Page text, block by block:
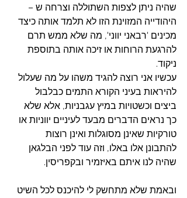
שהיה ניתן לצפות השתוללה וצרחה ש –
היהודייה המזוינת הזו לא תלמד אותה כיצד
מכינים 'רבאני יווני', מה שלא ממש תרם
להרגעת הרוחות או זיכה אותה בתוספת
ניקוד.
עכשיו אני רוצה להגיד משהו על מה שעלול
להיראות בעיני הקורא התמים כבלבול
ביצים וכשטויות במיץ עגבניות, אלא שלא
כך נראים הדברים מבעד לעיניים יווניות או
טורקיות שאינן מסוגלות ואינן רוצות
להתבונן אלו באלו, וזה עוד לפני הבלגאן
שהיה לנו איתם באיזמיר ובקפריסין.
ובאמת שלא מתחשק לי להיכנס לכל השיט